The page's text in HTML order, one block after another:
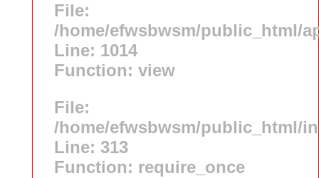
File:
/home/efwsbwsm/public_html/
Line: 1014
Function: view
File:
/home/efwsbwsm/public_html/
Line: 313
Function: require_once